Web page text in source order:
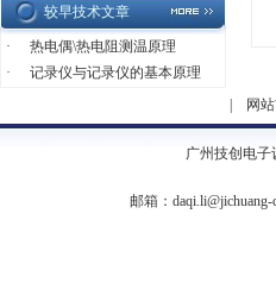
较早技术文章
·
热电偶\热电阻测温原理
·
记录仪与记录仪的基本原理
网
广州技创电子
邮箱： daqi.li@jichuang-